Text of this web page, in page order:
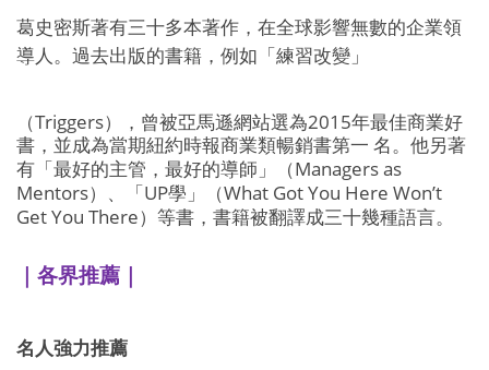
葛史密斯著有三十多本著作，在全球影響無數的企業領
導人。過去出版的書籍，例如「練習改變」
（Triggers），曾被亞馬遜網站選為2015年最佳商業好
書，並成為當期紐約時報商業類暢銷書第一 名。他另著
有「最好的主管，最好的導師」（Managers as
Mentors）、「 UP學」（What Got You Here Won’t
Get You There）等書，書籍被翻譯成三十幾種語言。
｜各界推薦｜
名人強力推薦